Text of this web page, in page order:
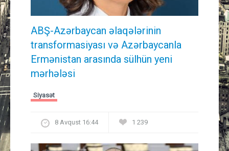
ABŞ-Azərbaycan əlaqələrinin
transformasiyası və Azərbaycanla
Ermənistan arasında sülhün yeni
mərhələsi
Siyasət
8 Avqust 16:44 1 239